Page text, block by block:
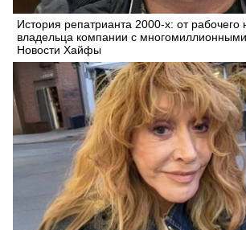
История репатрианта 2000-х: от рабочего
владельца компании с
Новости Хайфы